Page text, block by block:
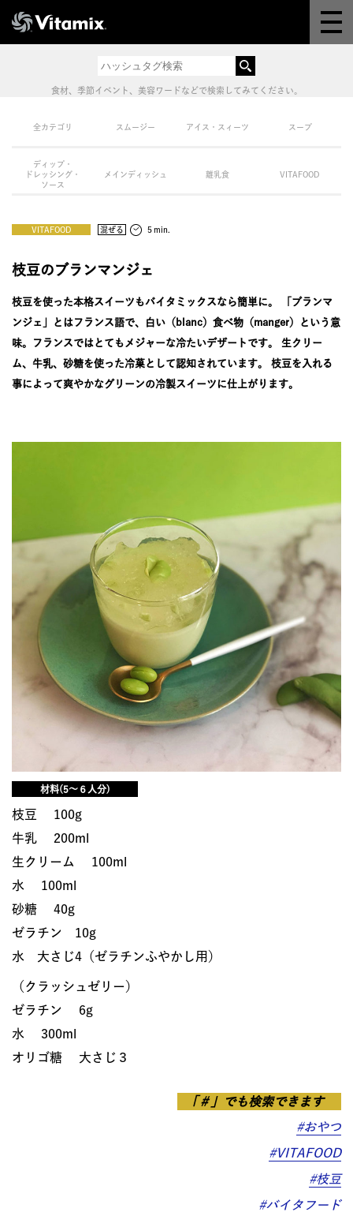
体験＆講座
8つの機能
オンラインストア
よくある質問
JOURNAL
食材、季節イベント、美容ワードなどで検索してみてください。
全カテゴリ スムージー アイス・スィーツ スープ
ディップ・
ドレッシング・
ソース
メインディッシュ 離乳食 VITAFOOD
VITAFOOD 混ぜる ５min.
枝豆のブランマンジェ
枝豆を使った本格スイーツもバイタミックスなら簡単に。 「ブランマ
ンジェ」とはフランス語で、白い（blanc）食べ物（manger）という意
味。フランスではとてもメジャーな冷たいデザートです。 生クリー
ム、牛乳、砂糖を使った冷菓として認知されています。 枝豆を入れる
事によって爽やかなグリーンの冷製スイーツに仕上がります。
材料(5～６人分)
枝豆 100g
牛乳 200ml
生クリーム 100ml
水 100ml
砂糖 40g
ゼラチン 10g
水 大さじ4（ゼラチンふやかし用）
（クラッシュゼリー）
ゼラチン 6g
水 300ml
オリゴ糖 大さじ３
「＃」でも検索できます
#おやつ
#VITAFOOD
#枝豆
#バイタフード